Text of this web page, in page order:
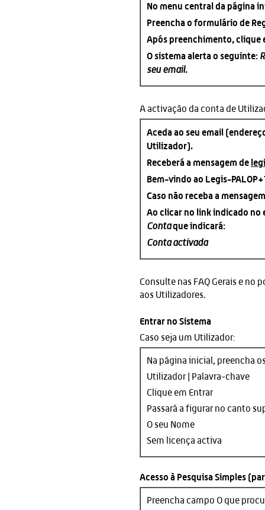
No menu central da página
Preencha o formulário de
Após preenchimento, clique
O sistema alerta o seguinte:
seu email.
A activação da conta de
Aceda ao seu email
Utilizador).
Receberá a mensagem de
Bem-vindo ao Legis-
Caso não receba a
Ao clicar no link indicado no
Contaque indicará:
Conta activada
Consulte nas FAQ Gerais e
aos Utilizadores.
Entrar no Sistema
Caso seja um Utilizador:
Na página inicial, preencha
Utilizador | Palavra-chave
Clique em Entrar
Passará a figurar no canto
O seu Nome
Sem licença activa
Acesso à Pesquisa Simples
Preencha campo O que